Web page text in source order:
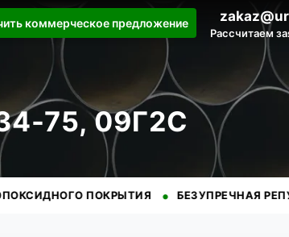
коммерческое предложение
Рассчитаем
75, 09Г2С
ПОКРЫТИЯ • БЕЗУПРЕЧНАЯ РЕПУТАЦИЯ